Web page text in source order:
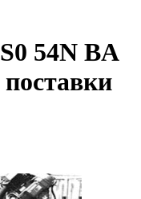
54N BA